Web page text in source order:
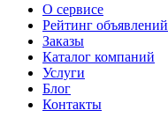
О сервисе
Рейтинг объявлений
Заказы
Каталог компаний
Услуги
Блог
Контакты